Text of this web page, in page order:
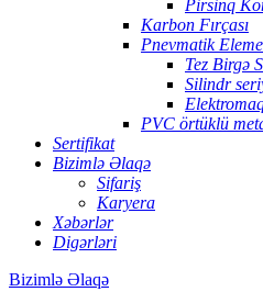
Pirsinq
Karbon Fırçası
Pnevmatik
Tez Birgə
Silindr
PVC örtüklü
Sertifikat
Bizimlə Əlaqə
Sifariş
Karyera
Xəbərlər
Digərləri
Bizimlə Əlaqə